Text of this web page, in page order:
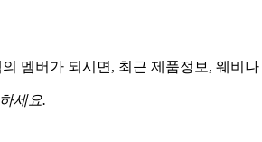
멤버가 되시면, 최근 제품정보, 웨비
세요.